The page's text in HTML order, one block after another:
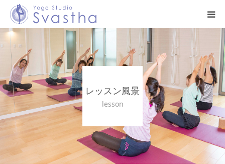
レッスン風景
lesson
はじめての方へ
料金・スケジュール
プログラム
インストラクター
スタジオ案内